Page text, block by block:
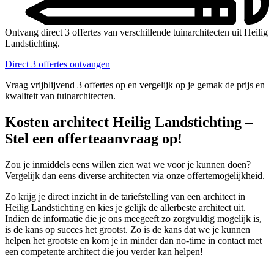
Ontvang direct 3 offertes van verschillende tuinarchitecten uit Heilig
Landstichting.
Direct 3 offertes ontvangen
Vraag vrijblijvend 3 offertes op en vergelijk op je gemak de prijs en
kwaliteit van tuinarchitecten.
Kosten architect Heilig Landstichting –
Stel een offerteaanvraag op!
Zou je inmiddels eens willen zien wat we voor je kunnen doen?
Vergelijk dan eens diverse architecten via onze offertemogelijkheid.
Zo krijg je direct inzicht in de tariefstelling van een architect in
Heilig Landstichting en kies je gelijk de allerbeste architect uit.
Indien de informatie die je ons meegeeft zo zorgvuldig mogelijk is,
is de kans op succes het grootst. Zo is de kans dat we je kunnen
helpen het grootste en kom je in minder dan no-time in contact met
een competente architect die jou verder kan helpen!